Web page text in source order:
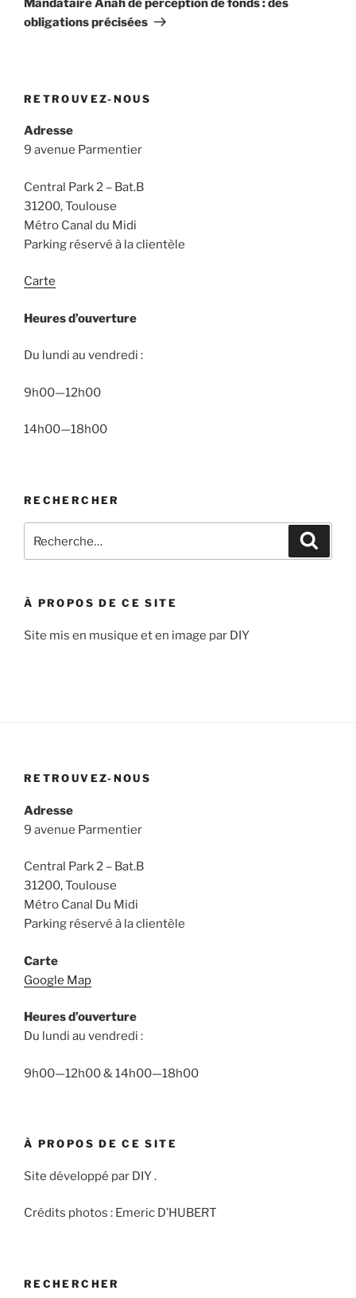
Mandataire Anah de perception de fonds : des
obligations précisées
RETROUVEZ-NOUS
Adresse
9 avenue Parmentier
Central Park 2 – Bat.B
31200, Toulouse
Métro Canal du Midi
Parking réservé à la clientèle
Carte
Heures d’ouverture
Du lundi au vendredi :
9h00—12h00
14h00—18h00
RECHERCHER
pour
À PROPOS DE CE SITE
Site mis en musique et en image par DIY
RETROUVEZ-NOUS
Adresse
9 avenue Parmentier
Central Park 2 – Bat.B
31200, Toulouse
Métro Canal Du Midi
Parking réservé à la clientèle
Carte
Google Map
Heures d’ouverture
Du lundi au vendredi :
9h00—12h00 & 14h00—18h00
À PROPOS DE CE SITE
Site développé par DIY .
Crédits photos : Emeric D’HUBERT
RECHERCHER